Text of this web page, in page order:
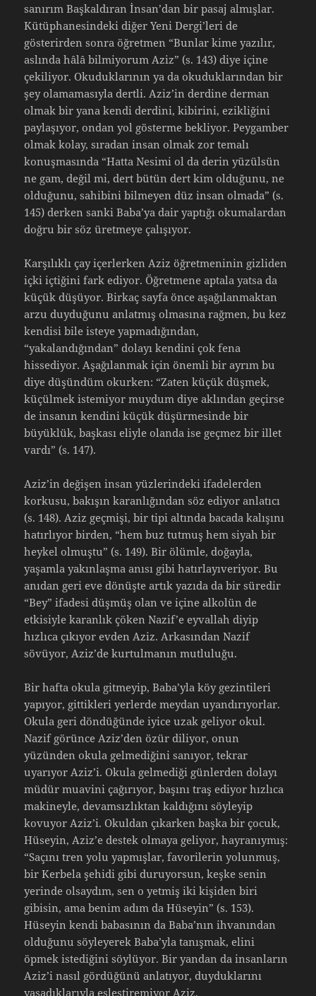
sanırım Başkaldıran İnsan’dan bir pasaj almışlar.
Kütüphanesindeki diğer Yeni Dergi’leri de
gösterirden sonra öğretmen “Bunlar kime yazılır,
aslında hâlâ bilmiyorum Aziz” (s. 143) diye içine
çekiliyor. Okuduklarının ya da okuduklarından bir
şey olamamasıyla dertli. Aziz’in derdine derman
olmak bir yana kendi derdini, kibirini, ezikliğini
paylaşıyor, ondan yol gösterme bekliyor. Peygamber
olmak kolay, sıradan insan olmak zor temalı
konuşmasında “Hatta Nesimi ol da derin yüzülsün
ne gam, değil mi, dert bütün dert kim olduğunu, ne
olduğunu, sahibini bilmeyen düz insan olmada” (s.
145) derken sanki Baba’ya dair yaptığı okumalardan
doğru bir söz üretmeye çalışıyor.
Karşılıklı çay içerlerken Aziz öğretmeninin gizliden
içki içtiğini fark ediyor. Öğretmene aptala yatsa da
küçük düşüyor. Birkaç sayfa önce aşağılanmaktan
arzu duyduğunu anlatmış olmasına rağmen, bu kez
kendisi bile isteye yapmadığından,
“yakalandığından” dolayı kendini çok fena
hissediyor. Aşağılanmak için önemli bir ayrım bu
diye düşündüm okurken: “Zaten küçük düşmek,
küçülmek istemiyor muydum diye aklından geçirse
de insanın kendini küçük düşürmesinde bir
büyüklük, başkası eliyle olanda ise geçmez bir illet
vardı” (s. 147).
Aziz’in değişen insan yüzlerindeki ifadelerden
korkusu, bakışın karanlığından söz ediyor anlatıcı
(s. 148). Aziz geçmişi, bir tipi altında bacada kalışını
hatırlıyor birden, “hem buz tutmuş hem siyah bir
heykel olmuştu” (s. 149). Bir ölümle, doğayla,
yaşamla yakınlaşma anısı gibi hatırlayıveriyor. Bu
anıdan geri eve dönüşte artık yazıda da bir süredir
“Bey” ifadesi düşmüş olan ve içine alkolün de
etkisiyle karanlık çöken Nazif’e eyvallah diyip
hızlıca çıkıyor evden Aziz. Arkasından Nazif
sövüyor, Aziz’de kurtulmanın mutluluğu.
Bir hafta okula gitmeyip, Baba’yla köy gezintileri
yapıyor, gittikleri yerlerde meydan uyandırıyorlar.
Okula geri döndüğünde iyice uzak geliyor okul.
Nazif görünce Aziz’den özür diliyor, onun
yüzünden okula gelmediğini sanıyor, tekrar
uyarıyor Aziz’i. Okula gelmediği günlerden dolayı
müdür muavini çağırıyor, başını traş ediyor hızlıca
makineyle, devamsızlıktan kaldığını söyleyip
kovuyor Aziz’i. Okuldan çıkarken başka bir çocuk,
Hüseyin, Aziz’e destek olmaya geliyor, hayranıymış:
“Saçını tren yolu yapmışlar, favorilerin yolunmuş,
bir Kerbela şehidi gibi duruyorsun, keşke senin
yerinde olsaydım, sen o yetmiş iki kişiden biri
gibisin, ama benim adım da Hüseyin” (s. 153).
Hüseyin kendi babasının da Baba’nın ihvanından
olduğunu söyleyerek Baba’yla tanışmak, elini
öpmek istediğini söylüyor. Bir yandan da insanların
Aziz’i nasıl gördüğünü anlatıyor, duyduklarını
yaşadıklarıyla eşleştiremiyor Aziz.